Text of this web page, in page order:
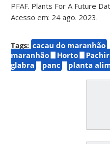
PFAF. Plants For A Future
Acesso em: 24 ago. 2023.
Tags: cacau do maranhão
maranhão
Horto
glabra
panc planta